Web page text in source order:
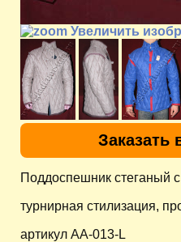
Увеличить
Заказать
Поддоспешник стеганый
турнирная стилизация,
артикул AA-013-L